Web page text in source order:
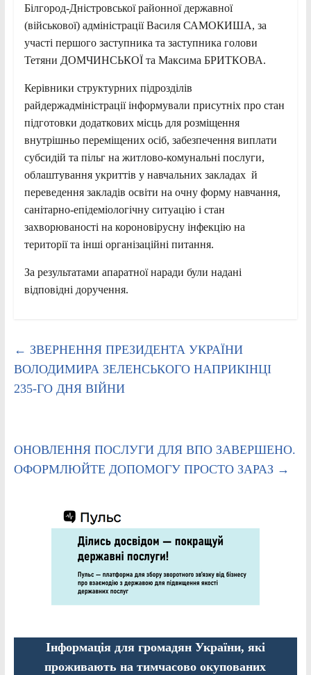
Білгород-Дністровської районної державної
(військової) адміністрації Василя САМОКИША, за
участі першого заступника та заступника голови
Тетяни ДОМЧИНСЬКОЇ та Максима БРИТКОВА.
Керівники структурних підрозділів
райдержадміністрації інформували присутніх про стан
підготовки додаткових місць для розміщення
внутрішньо переміщених осіб, забезпечення виплати
субсидій та пільг на житлово-комунальні послуги,
облаштування укриттів у навчальних закладах й
переведення закладів освіти на очну форму навчання,
санітарно-епідеміологічну ситуацію і стан
захворюваності на короновірусну інфекцію на
території та інші організаційні питання.
За результатами апаратної наради були надані
відповідні доручення.
← ЗВЕРНЕННЯ ПРЕЗИДЕНТА УКРАЇНИ
ВОЛОДИМИРА ЗЕЛЕНСЬКОГО НАПРИКІНЦІ
235-ГО ДНЯ ВІЙНИ
ОНОВЛЕННЯ ПОСЛУГИ ДЛЯ ВПО ЗАВЕРШЕНО.
ОФОРМЛЮЙТЕ ДОПОМОГУ ПРОСТО ЗАРАЗ →
Інформація для громадян України, які
проживають на тимчасово окупованих